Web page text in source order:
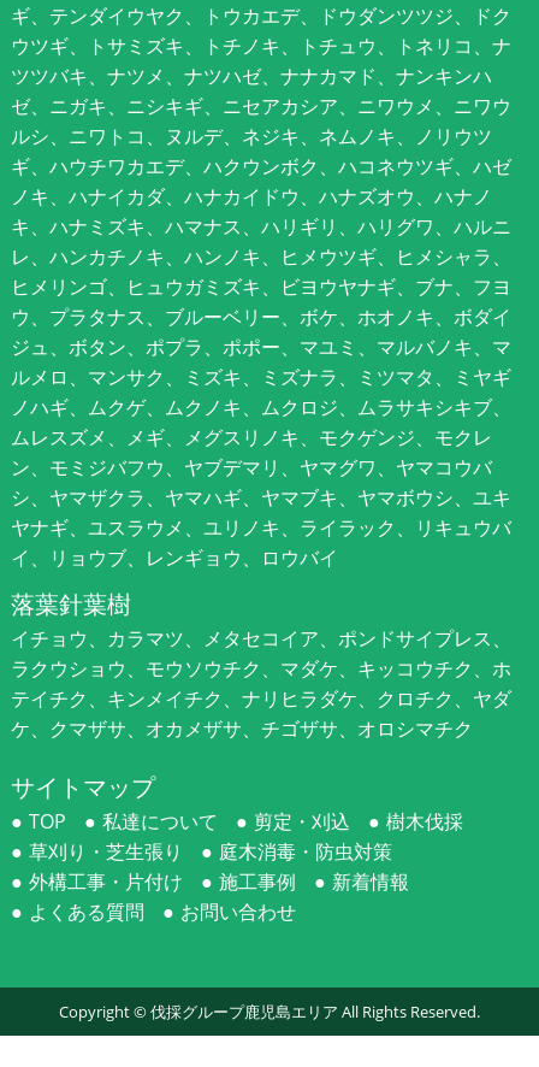
ギ、テンダイウヤク、トウカエデ、ドウダンツツジ、ドク
ウツギ、トサミズキ、トチノキ、トチュウ、トネリコ、ナ
ツツバキ、ナツメ、ナツハゼ、ナナカマド、ナンキンハ
ゼ、ニガキ、ニシキギ、ニセアカシア、ニワウメ、ニワウ
ルシ、ニワトコ、ヌルデ、ネジキ、ネムノキ、ノリウツ
ギ、ハウチワカエデ、ハクウンボク、ハコネウツギ、ハゼ
ノキ、ハナイカダ、ハナカイドウ、ハナズオウ、ハナノ
キ、ハナミズキ、ハマナス、ハリギリ、ハリグワ、ハルニ
レ、ハンカチノキ、ハンノキ、ヒメウツギ、ヒメシャラ、
ヒメリンゴ、ヒュウガミズキ、ビヨウヤナギ、ブナ、フヨ
ウ、プラタナス、ブルーベリー、ボケ、ホオノキ、ボダイ
ジュ、ボタン、ポプラ、ポポー、マユミ、マルバノキ、マ
ルメロ、マンサク、ミズキ、ミズナラ、ミツマタ、ミヤギ
ノハギ、ムクゲ、ムクノキ、ムクロジ、ムラサキシキブ、
ムレスズメ、メギ、メグスリノキ、モクゲンジ、モクレ
ン、モミジバフウ、ヤブデマリ、ヤマグワ、ヤマコウバ
シ、ヤマザクラ、ヤマハギ、ヤマブキ、ヤマボウシ、ユキ
ヤナギ、ユスラウメ、ユリノキ、ライラック、リキュウバ
イ、リョウブ、レンギョウ、ロウバイ
落葉針葉樹
イチョウ、カラマツ、メタセコイア、ポンドサイプレス、
ラクウショウ、モウソウチク、マダケ、キッコウチク、ホ
テイチク、キンメイチク、ナリヒラダケ、クロチク、ヤダ
ケ、クマザサ、オカメザサ、チゴザサ、オロシマチク
サイトマップ
TOP 私達について 剪定・刈込
樹木伐採
草刈り・芝生張り
庭木消毒・防虫対策
外構工事・片付け
施工事例
新着情報
よくある質問
お問い合わせ
Copyright ©伐採グループ鹿児島エリア All Rights Reserved.